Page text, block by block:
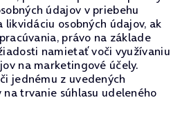
údajov v priebehu
likvidáciu osobných údajov, ak
právo na základe
namietať voči využívaniu
na marketingové účely.
jednému z uvedených
trvanie súhlasu udeleného